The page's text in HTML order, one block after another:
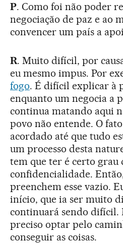
P. Como foi não poder
negociação de paz e ao
convencer um país a
R. Muito difícil, por
eu mesmo impus. Por
fogo. É difícil explicar à
enquanto um negocia a
continua matando aqui
povo não entende. O
acordado até que tudo
um processo desta
tem que ter é certo grau
confidencialidade.
preenchem esse vazio.
início, que ia ser muito
continuará sendo difícil.
preciso optar pelo
conseguir as coisas.